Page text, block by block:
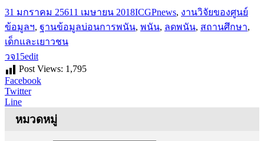
31 มกราคม 2561 1 เมษายน 2018ICGPnews, งานวิจัยของศูนย์
ข้อมูลฯ, ฐานข้อมูลบ่อนการพนัน, พนัน, ลดพนัน, สถานศึกษา,
เด็กและเยาวชน
วจ15edit
Post Views: 1,795
Facebook
Twitter
Line
หมวดหมู่